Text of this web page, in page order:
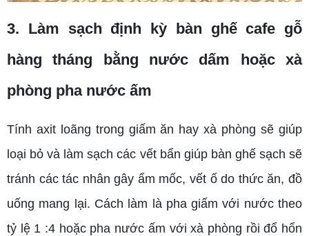
3. Làm sạch định kỳ bàn ghế cafe gỗ
hàng tháng bằng nước dấm hoặc xà
phòng pha nước ấm
Tính axit loãng trong giấm ăn hay xà phòng sẽ giúp
loại bỏ và làm sạch các vết bẩn giúp bàn ghế sạch sẽ
tránh các tác nhân gây ẩm mốc, vết ố do thức ăn, đồ
uống mang lại. Cách làm là pha giấm với nước theo
tỷ lệ 1 :4 hoặc pha nước ấm với xà phòng rồi đổ hổn